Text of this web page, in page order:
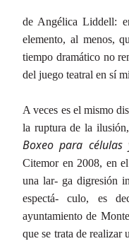
de Angélica Liddell:
elemento, al menos,
tiempo dramático no
del juego teatral en sí
A veces es el mismo
la ruptura de la
Boxeo para células
Citemor en 2008, en
una lar- ga digresión
espectá- culo, es
ayuntamiento de
que se trata de realizar